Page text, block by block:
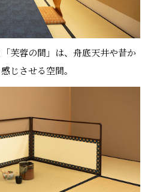
芙蓉の間」は、舟底天井や昔か
じさせる空間。